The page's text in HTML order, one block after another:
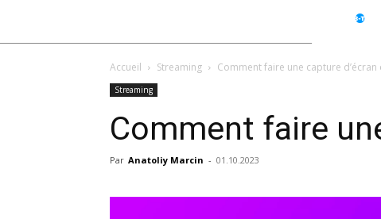
Accueil Streaming Comment faire une capture d’écran
Streaming
Comment faire
Par Anatoliy Marcin - 01.10.2023